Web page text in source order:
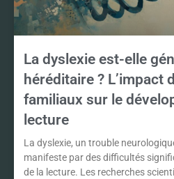
La dyslexie est-elle
héréditaire ? L’impact
familiaux sur le
lecture
La dyslexie, un trouble
manifeste par des difficultés
de la lecture. Les recherches